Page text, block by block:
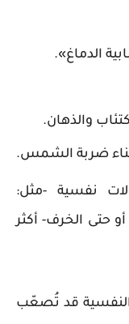
الدماغ».
والذهان.
ضربة الشمس.
نفسية -مثل:
حتى الخرف- أكثر
النفسية قد تُصعّب